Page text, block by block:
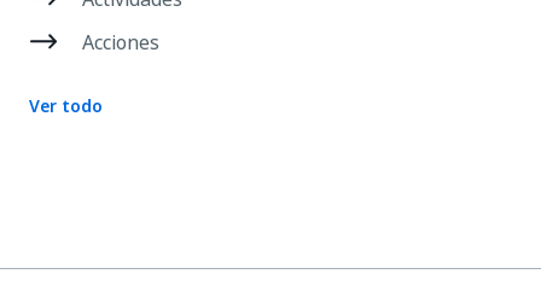
Acciones
Ver todo